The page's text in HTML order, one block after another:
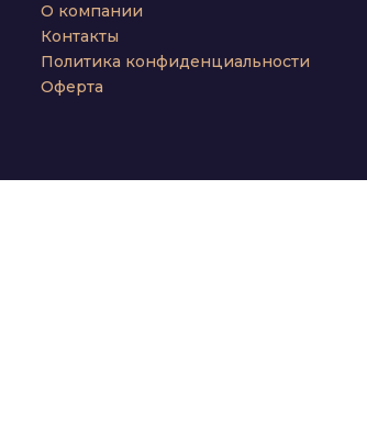
О компании
Контакты
Политика конфиденциальности
Оферта